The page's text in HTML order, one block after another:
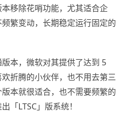
移除花哨功能，尤其适合企
繁变动，长期稳定运行固定的
本，微软对其提供了达到 5
折腾的小伙伴，也不用去第三
本就很适合，也不需要频繁的
「LTSC」版系统！